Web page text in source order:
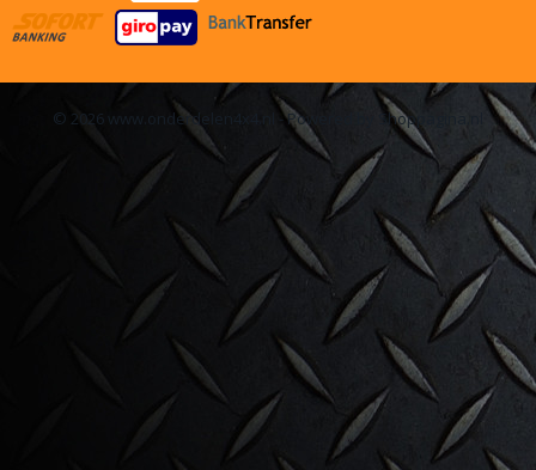
© 2026 www.onderdelen4x4.nl - Powered by Shoppagina.nl